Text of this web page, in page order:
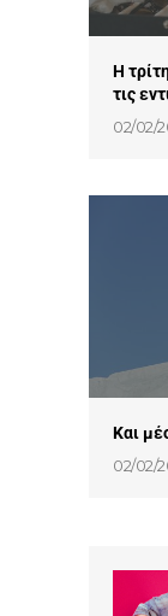
Η
τις
02/02/
Και
02/02/